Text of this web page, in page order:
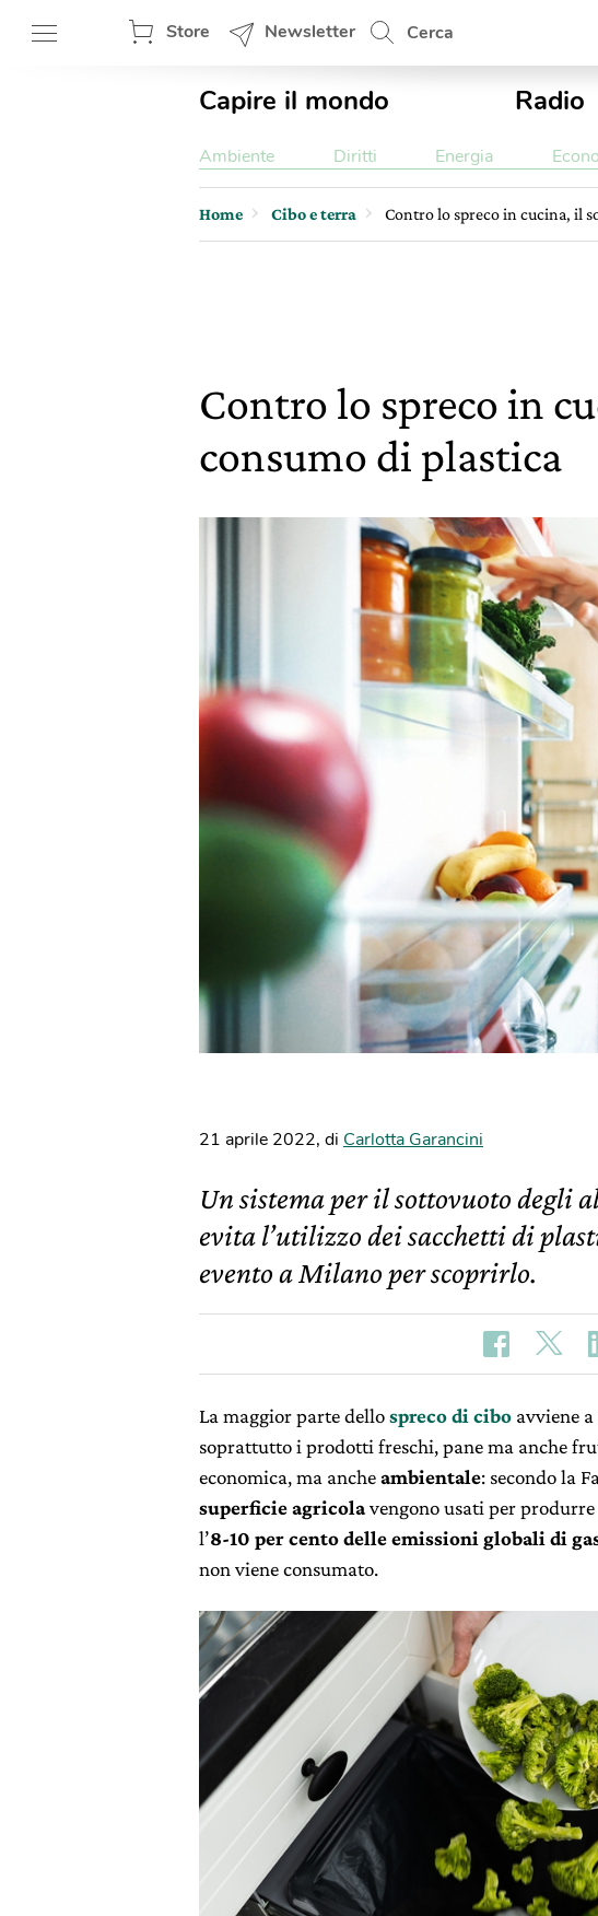
Store Newsletter Cerca
Capire il mondo Radio
Ambiente Diritti Energia
Home Cibo e terra Contro lo spreco in cucina, il
Contro lo spreco in
consumo di plastica
21 aprile 2022, di Carlotta Garancini
Un sistema per il sottovuoto degli
evita l’utilizzo dei sacchetti di
evento a Milano per scoprirlo.
La maggior parte dellospreco di cibo avviene
soprattutto i prodotti freschi, pane ma anche
economica, ma ancheambientale: secondo la
superficie agricolavengono usati per
l’8-10 per cento delle emissioni globali di
non viene consumato.